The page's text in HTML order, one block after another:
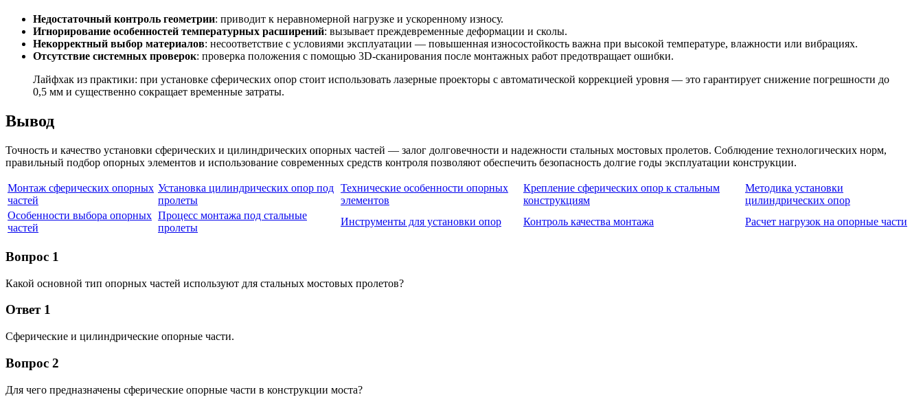
Недостаточный контроль геометрии: приводит к неравномерной нагрузке и ускоренному износу.
Игнорирование особенностей температурных расширений: вызывает преждевременные деформации и сколы.
Некорректный выбор материалов: несоответствие с условиями эксплуатации — повышенная износостойкость важна при высокой температуре, влажности или вибрациях.
Отсутствие системных проверок: проверка положения с помощью 3D-сканирования после монтажных работ предотвращает ошибки.
Лайфхак из практики: при установке сферических опор стоит использовать лазерные проекторы с автоматической коррекцией уровня — это гарантирует снижение погрешности до
0,5 мм и существенно сокращает временные затраты.
Вывод
Точность и качество установки сферических и цилиндрических опорных частей — залог долговечности и надежности стальных мостовых пролетов. Соблюдение технологических норм,
правильный подбор опорных элементов и использование современных средств контроля позволяют обеспечить безопасность долгие годы эксплуатации конструкции.
Монтаж сферических опорных
частей
Установка цилиндрических опор под
пролеты
Технические особенности опорных
элементов
Крепление сферических опор к стальным
конструкциям
Методика установки
цилиндрических опор
Особенности выбора опорных
частей
Процесс монтажа под стальные
пролеты
Инструменты для установки опор Контроль качества монтажа Расчет нагрузок на опорные части
Вопрос 1
Какой основной тип опорных частей используют для стальных мостовых пролетов?
Ответ 1
Сферические и цилиндрические опорные части.
Вопрос 2
Для чего предназначены сферические опорные части в конструкции моста?